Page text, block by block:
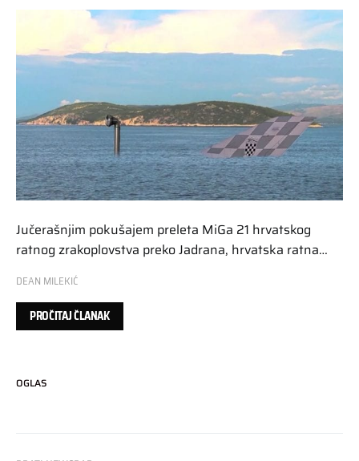
Jučerašnjim pokušajem preleta MiGa 21 hrvatskog
ratnog zrakoplovstva preko Jadrana, hrvatska ratna…
DEAN MILEKIĆ
PROČITAJ ČLANAK
OGLAS